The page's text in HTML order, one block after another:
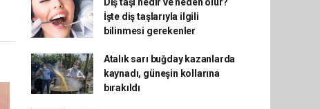
Diş taşı nedir ve neden olur?
İşte diş taşlarıyla ilgili
bilinmesi gerekenler
Atalık sarı buğday kazanlarda
kaynadı, güneşin kollarına
bırakıldı